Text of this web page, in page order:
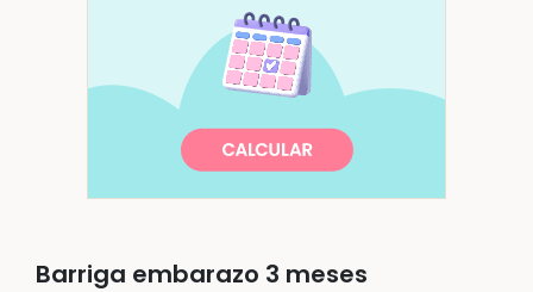
Barriga embarazo 3 meses